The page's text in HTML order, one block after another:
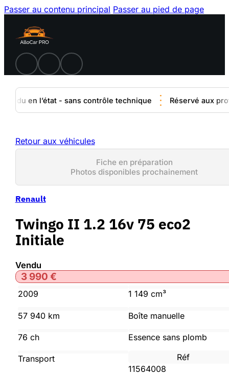
Passer au contenu principal Passer au pied de page
en l’état - sans contrôle technique Réservé aux
Retour aux véhicules
Fiche en préparation
Photos disponibles prochainement
Renault
Twingo II 1.2 16v 75 eco2
Initiale
Vendu
3 990€
2009 1 149 cm³
57 940 km Boîte manuelle
76 ch Essence sans plomb
Transport
Réf
11564008